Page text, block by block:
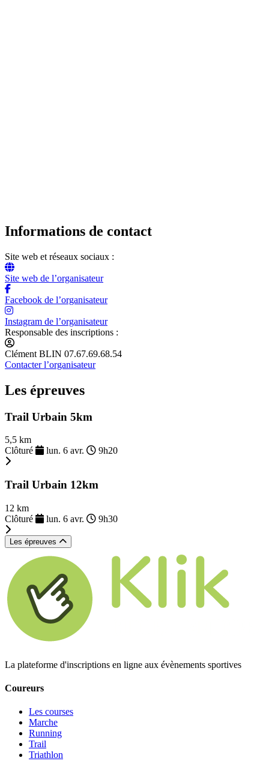
Informations de contact
Site web et réseaux sociaux :
Site web de l’organisateur
Facebook de l’organisateur
Instagram de l’organisateur
Responsable des inscriptions :
Clément BLIN 07.67.69.68.54
Contacter l’organisateur
Les épreuves
Trail Urbain 5km
5,5 km
Clôturé
lun. 6 avr. 9h20
Trail Urbain 12km
12 km
Clôturé
lun. 6 avr. 9h30
Les épreuves
La plateforme d'inscriptions en ligne aux évènements sportives
Coureurs
Les courses
Marche
Running
Trail
Triathlon